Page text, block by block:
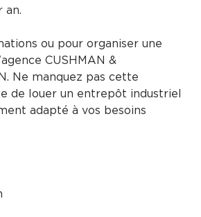
an.
ou pour organiser une
CUSHMAN &
Ne manquez pas cette
de louer un entrepôt industriel
adapté à vos besoins